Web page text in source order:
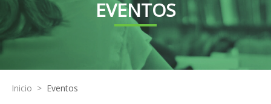
EVENTOS
Inicio > Eventos